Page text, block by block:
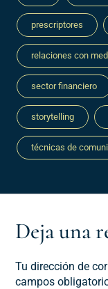
prescriptores
relaciones con
sector financiero
storytelling
técnicas de
Deja una
Tu dirección de
campos